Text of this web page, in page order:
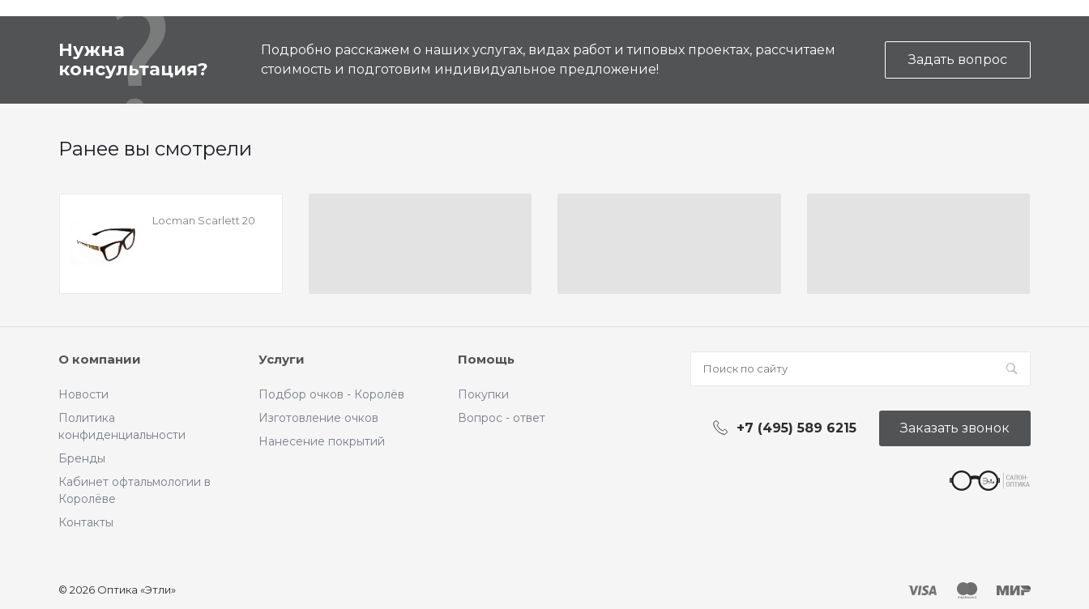
Нужна
консультация?
Подробно расскажем о наших услугах, видах работ и типовых проектах, рассчитаем
стоимость и подготовим индивидуальное предложение!
Задать вопрос
Ранее вы смотрели
Locman Scarlett 20
О компании
Новости
Политика
конфиденциальности
Бренды
Кабинет офтальмологии в
Королёве
Контакты
Услуги
Подбор очков - Королёв
Изготовление очков
Нанесение покрытий
Помощь
Покупки
Вопрос - ответ
+7 (495) 589 6215 Заказать звонок
© 2026 Оптика «Этли»